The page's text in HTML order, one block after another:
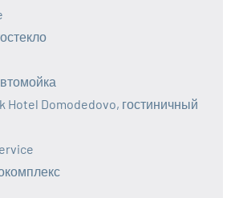
Hotel Domodedovo, гостиничный